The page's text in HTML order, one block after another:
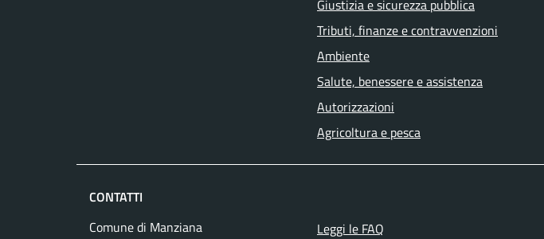
Giustizia e sicurezza pubblica
Tributi, finanze e contravvenzioni
Ambiente
Salute, benessere e assistenza
Autorizzazioni
Agricoltura e pesca
CONTATTI
Comune di Manziana
Leggi le FAQ